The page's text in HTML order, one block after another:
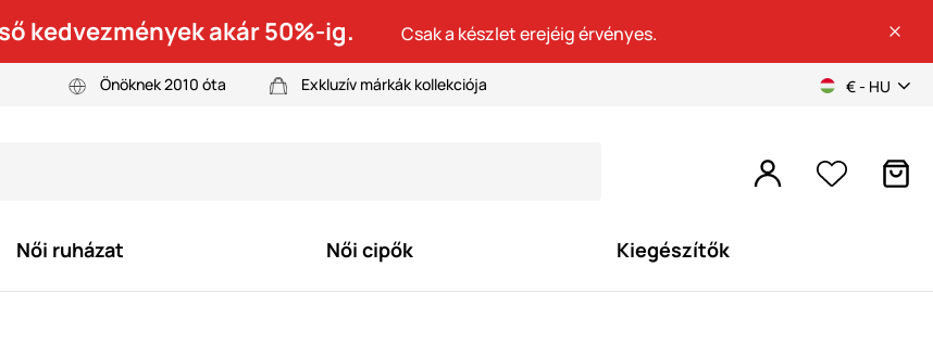
kedvezmények akár 50%-ig. Csak a készlet erejéig érvényes.
Önöknek 2010 óta Exkluzív márkák kollekciója € - HU
Női ruházat Női cipők Kiegészítők